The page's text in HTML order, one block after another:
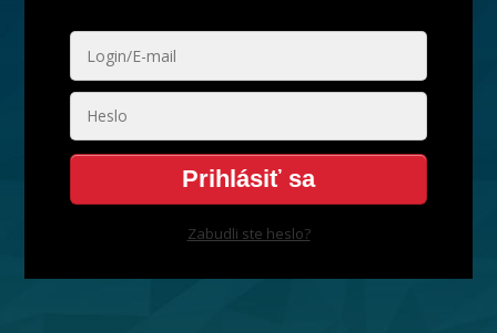
Prihlásiť sa
Zabudli ste heslo?